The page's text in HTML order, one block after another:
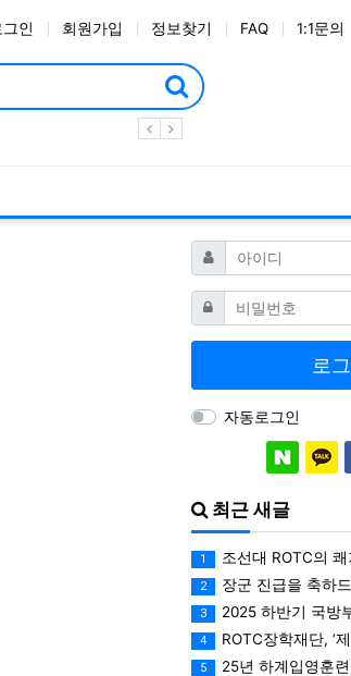
그인 회원가입 정보찾기 FAQ 1:1문의
아이디 필수
비밀번호필수
로
자동로그인
최근 새글
1
조선대 ROTC의 쾌거! 이학승·김하랑 후보생,
2
장군 진급을 축하드립니다. 소장 박민영(31기/정보), 준장 서필석
3
2025 하반기 국방부
4 ROTC장학재단, ‘제8회 후배사랑 골프대회’ 열어.. 장
5
25년 하계입영훈련중인